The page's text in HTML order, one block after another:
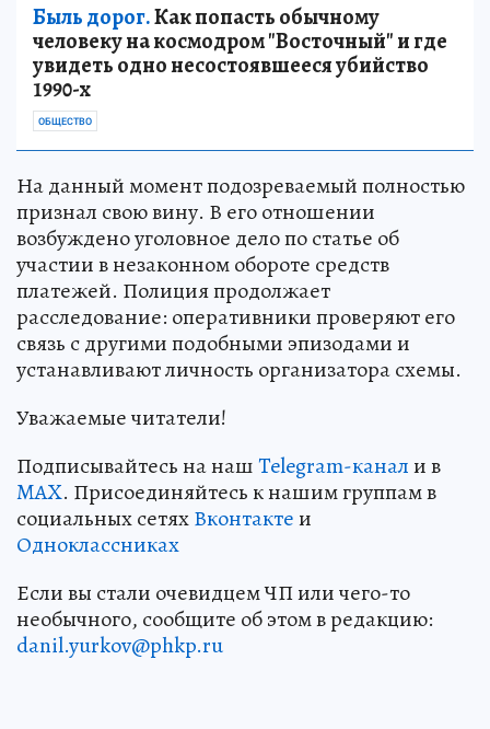
Быль дорог.Как попасть обычному
человеку на космодром "Восточный" и где
увидеть одно несостоявшееся убийство
1990-х
ОБЩЕСТВО
На данный момент подозреваемый полностью
признал свою вину. В его отношении
возбуждено уголовное дело по статье об
участии в незаконном обороте средств
платежей. Полиция продолжает
расследование: оперативники проверяют его
связь с другими подобными эпизодами и
устанавливают личность организатора схемы.
Уважаемые читатели!
Подписывайтесь на нашTelegram-канали в
MAX. Присоединяйтесь к нашим группам в
социальных сетяхВконтактеи
Одноклассниках
Если вы стали очевидцем ЧП или чего-то
необычного, сообщите об этом в редакцию:
danil.yurkov@phkp.ru